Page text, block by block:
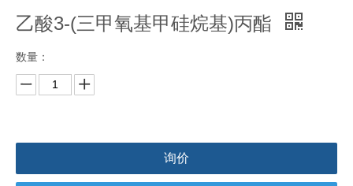
乙酸3-(三甲氧基甲硅烷基)丙酯
数量：
询价